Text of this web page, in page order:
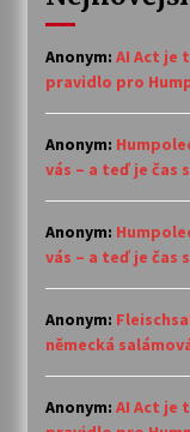
Anonym: AI Act je
pravidlo pro
Anonym:
vás – a teď je čas
Anonym:
vás – a teď je čas
Anonym:
německá
Anonym: AI Act je